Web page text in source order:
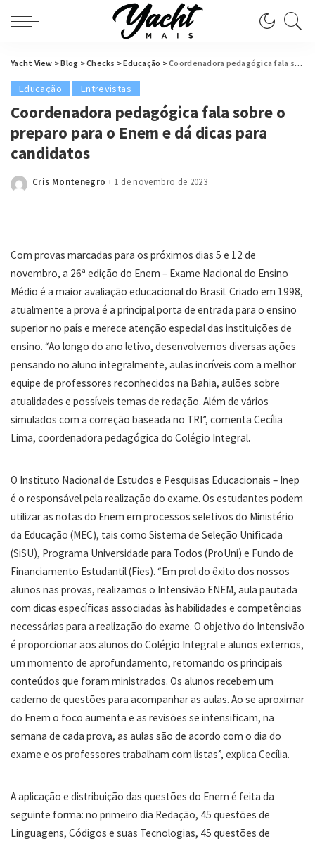
Yacht View >Blog >Checks >Educação >Coordenadora pedagógica fala sobre o preparo para o Enem e dá dicas para candidatos
Educação Entrevistas
Coordenadora pedagógica fala sobre o
preparo para o Enem e dá dicas para
candidatos
Posted
Cris Montenegro 1 de novembro de 2023
Com provas marcadas para os próximos dias 5 e 12 de
novembro, a 26ª edição do Enem – Exame Nacional do Ensino
Médio é a maior avaliação educacional do Brasil. Criado em 1998,
atualmente a prova é a principal porta de entrada para o ensino
superior no país e merece atenção especial das instituições de
ensino. “Ao longo do ano letivo, desenvolvemos diversas ações
pensando no aluno integralmente, aulas incríveis com a melhor
equipe de professores reconhecidos na Bahia, aulões sobre
atualidades e possíveis temas de redação. Além de vários
simulados com a correção baseada no TRI”, comenta Cecília
Lima, coordenadora pedagógica do Colégio Integral.
O Instituto Nacional de Estudos e Pesquisas Educacionais – Inep
é o responsável pela realização do exame. Os estudantes podem
utilizar as notas do Enem em processos seletivos do Ministério
da Educação (MEC), tais como Sistema de Seleção Unificada
(SiSU), Programa Universidade para Todos (ProUni) e Fundo de
Financiamento Estudantil (Fies). “Em prol do êxito dos nossos
alunos nas provas, realizamos o Intensivão ENEM, aula pautada
com dicas específicas associadas às habilidades e competências
necessárias para a realização do exame. O objetivo do Intensivão
é proporcionar aos alunos do Colégio Integral e alunos externos,
um momento de aprofundamento, retomando os principais
conteúdos que foram ministrados. Os alunos recebem um
caderno de questões para acompanhar as aulas. Ao se aproximar
do Enem o foco aumenta e as revisões se intensificam, na
semana de cada prova, as aulas são de acordo com o dia do
exame e os professores trabalham com listas”, explica Cecília.
A aplicação e distribuição das questões do Enem é feita da
seguinte forma: no primeiro dia Redação, 45 questões de
Linguagens, Códigos e suas Tecnologias, 45 questões de